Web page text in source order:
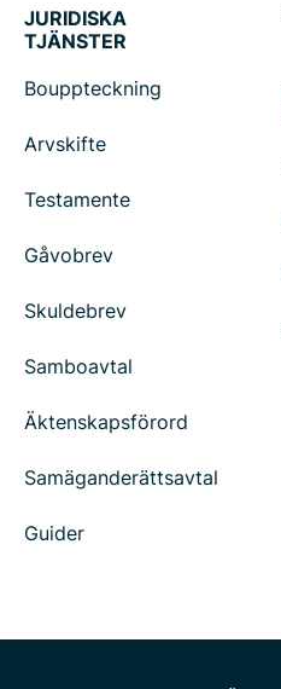
JURIDISKA
TJÄNSTER
Bouppteckning
Arvskifte
Testamente
Gåvobrev
Skuldebrev
Samboavtal
Äktenskapsförord
Samäganderättsavtal
Guider